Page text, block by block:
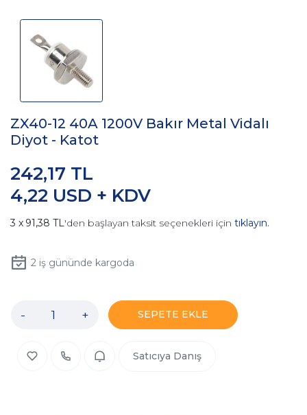
ZX40-12 40A 1200V Bakır Metal Vidalı
Diyot - Katot
4,22 USD + KDV
242,17 TL
91,38 TL'den başlayan taksit seçenekleri için tıklayın.
2iş gününde kargoda
- + SEPETE EKLE
Satıcıya Danış